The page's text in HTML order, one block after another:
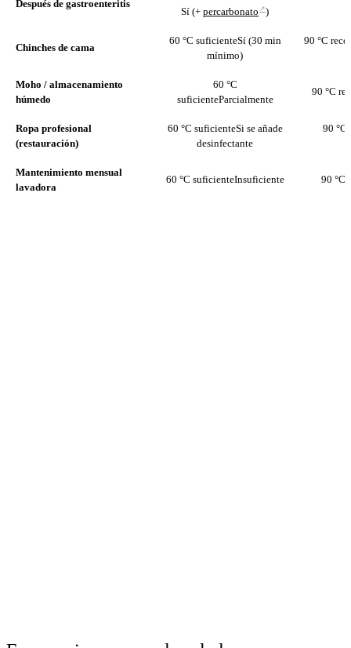
Después de gastroenteritis
Sí (+ percarbonato ↗)
Chinches de cama
60 °C suficienteSí (30 min
mínimo)
90 °C
Moho / almacenamiento
húmedo
60 °C
suficienteParcialmente
90 °C
Ropa profesional
(restauración)
60 °C suficienteSi se añade
desinfectante
90 °C
Mantenimiento mensual
lavadora
60 °C suficienteInsuficiente 90 °C